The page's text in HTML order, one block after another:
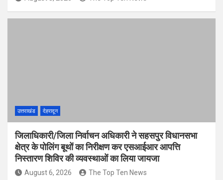
उत्तराखंड देहरादून
जिलाधिकारी/जिला निर्वाचन अधिकारी ने सहसपुर विधानसभा
क्षेत्र के पोलिंग बूथों का निरीक्षण कर एसआईआर आपत्ति
निस्तारण शिविर की व्यवस्थाओं का लिया जायजा
August 6, 2026 The Top Ten News